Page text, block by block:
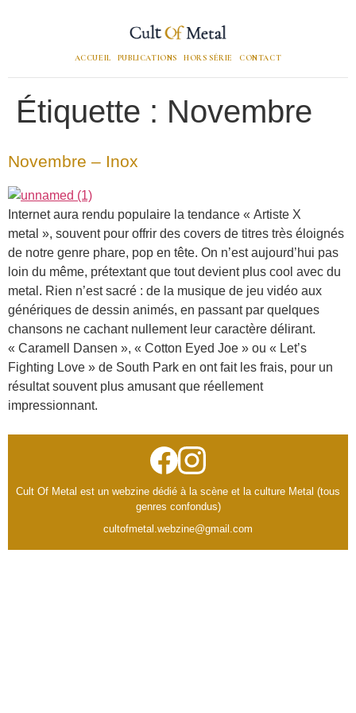
ACCUEIL PUBLICATIONS HORS SÉRIE CONTACT
Étiquette : Novembre
Novembre – Inox
Internet aura rendu populaire la tendance « Artiste X
metal », souvent pour offrir des covers de titres très éloignés
de notre genre phare, pop en tête. On n’est aujourd’hui pas
loin du même, prétextant que tout devient plus cool avec du
metal. Rien n’est sacré : de la musique de jeu vidéo aux
génériques de dessin animés, en passant par quelques
chansons ne cachant nullement leur caractère délirant.
« Caramell Dansen », « Cotton Eyed Joe » ou « Let’s
Fighting Love » de South Park en ont fait les frais, pour un
résultat souvent plus amusant que réellement
impressionnant.
Cult Of Metal est un webzine dédié à la scène et la culture Metal (tous
genres confondus)
cultofmetal.webzine@gmail.com